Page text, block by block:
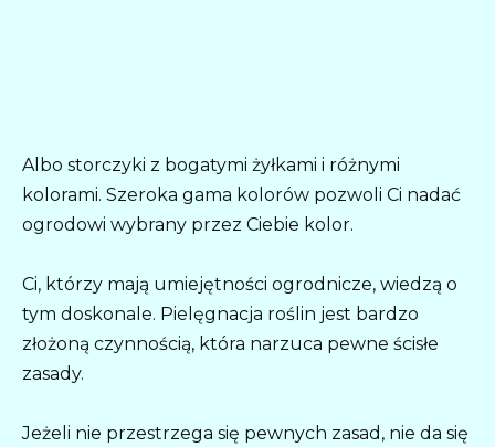
Albo storczyki z bogatymi żyłkami i różnymi
kolorami. Szeroka gama kolorów pozwoli Ci nadać
ogrodowi wybrany przez Ciebie kolor.
Ci, którzy mają umiejętności ogrodnicze, wiedzą o
tym doskonale. Pielęgnacja roślin jest bardzo
złożoną czynnością, która narzuca pewne ścisłe
zasady.
Jeżeli nie przestrzega się pewnych zasad, nie da się